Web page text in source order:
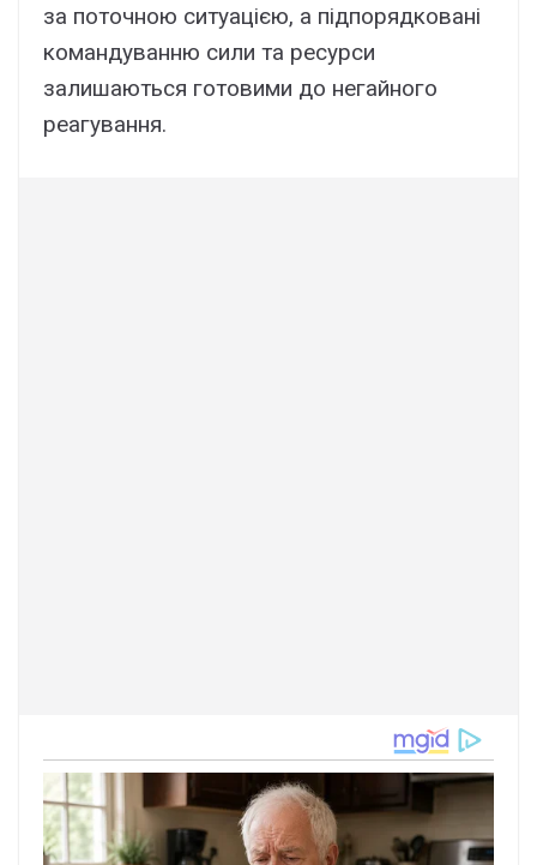
за поточною ситуацією, а підпорядковані
командуванню сили та ресурси
залишаються готовими до негайного
реагування.